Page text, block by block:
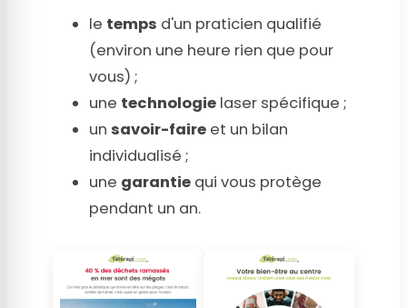
le temps d'un praticien qualifié
(environ une heure rien que pour
vous) ;
une technologie laser spécifique ;
un savoir-faire et un bilan
individualisé ;
une garantie qui vous protège
pendant un an.